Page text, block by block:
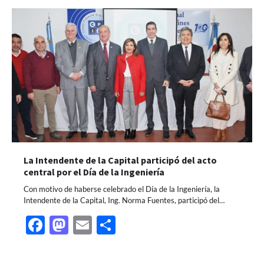
La Intendente de la Capital participó del acto
central por el Día de la Ingeniería
Con motivo de haberse celebrado el Día de la Ingeniería, la
Intendente de la Capital, Ing. Norma Fuentes, participó del…
Facebook
Mastodon
Email